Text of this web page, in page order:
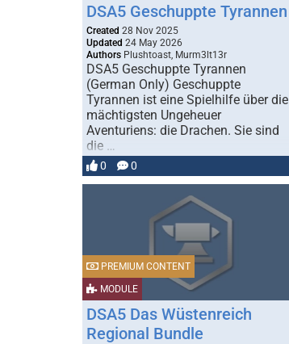
DSA5 Geschuppte Tyrannen
Created 28 Nov 2025
Updated 24 May 2026
Authors Plushtoast, Murm3lt13r
DSA5 Geschuppte Tyrannen
(German Only) Geschuppte
Tyrannen ist eine Spielhilfe über die
mächtigsten Ungeheuer
Aventuriens: die Drachen. Sie sind
die …
0 0
MODULE
PREMIUM CONTENT
DSA5 Das Wüstenreich
Regional Bundle